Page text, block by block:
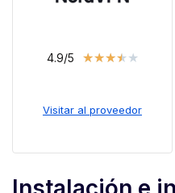
4.9/5 ★★★★★
Visitar al proveedor